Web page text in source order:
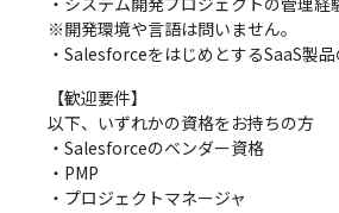
※開発環境や言語は問いません。
・SalesforceをはじめとするSaaS製
【歓迎要件】
以下、いずれかの資格をお持ちの方
・Salesforceのベンダー資格
・PMP
・プロジェクトマネージャ